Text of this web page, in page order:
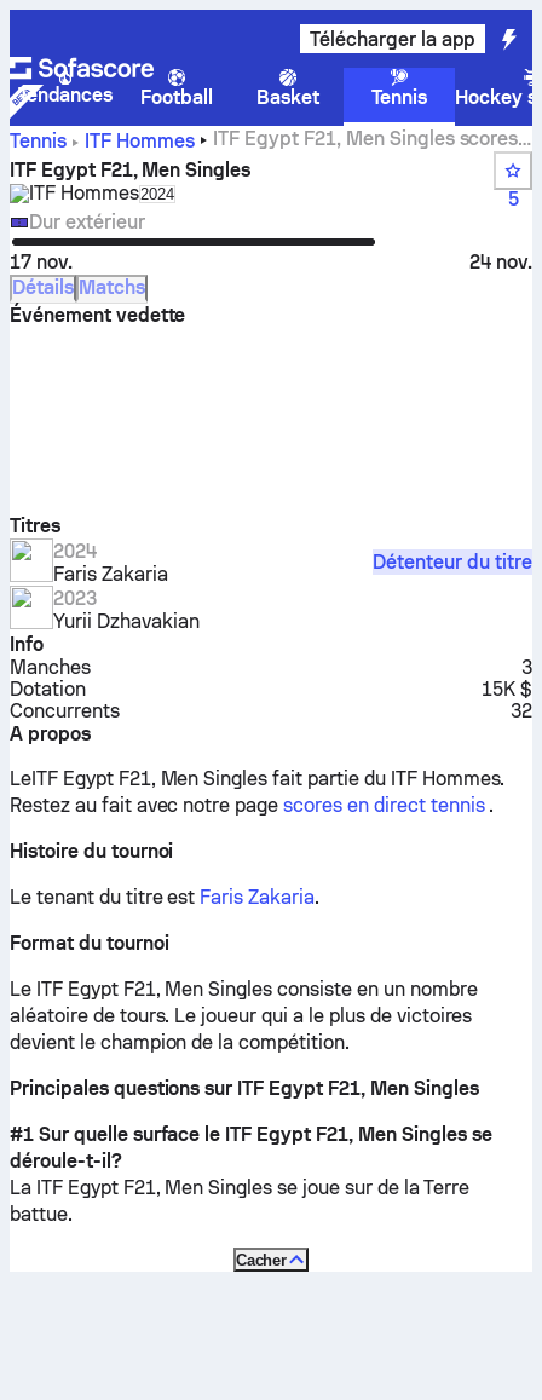
Télécharger la app
Tendances Football Basket Tennis
Hockey
Tennis
ITF Hommes
ITF Egypt F21, Men Singles scores,
résultats et matchs en direct
ITF Egypt F21, Men Singles
ITF HommesSelect season in unique tournament header
2024
5
Dur extérieur
17 nov.
24 nov.
Détails Matchs
Événement vedette
Titres
2024
Faris Zakaria
Détenteur du titre
2023
Yurii Dzhavakian
Info
Manches
3
Dotation
15K $
Concurrents
32
A propos
LeITF Egypt F21, Men Singles fait partie du ITF Hommes.
Restez au fait avec notre pagescores en direct tennis .
Histoire du tournoi
Le tenant du titre est Faris Zakaria.
Format du tournoi
Le ITF Egypt F21, Men Singles consiste en un nombre
aléatoire de tours. Le joueur qui a le plus de victoires
devient le champion de la compétition.
Principales questions sur ITF Egypt F21, Men Singles
#1 Sur quelle surface le ITF Egypt F21, Men Singles se
déroule-t-il?
La ITF Egypt F21, Men Singles se joue sur de la Terre
battue.
Cacher